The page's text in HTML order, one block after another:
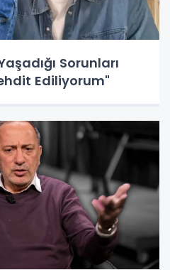
Sorunları
Ediliyorum"